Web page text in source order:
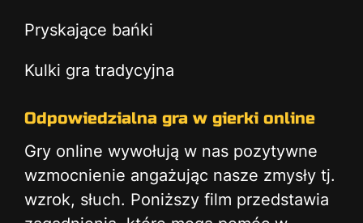
Pryskające bańki
Kulki gra tradycyjna
Odpowiedzialna gra w gierki online
Gry online wywołują w nas pozytywne
wzmocnienie angażując nasze zmysły tj.
wzrok, słuch. Poniższy film przedstawia